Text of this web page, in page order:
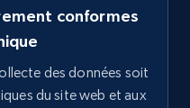
conformes
des données soit
du site web et aux